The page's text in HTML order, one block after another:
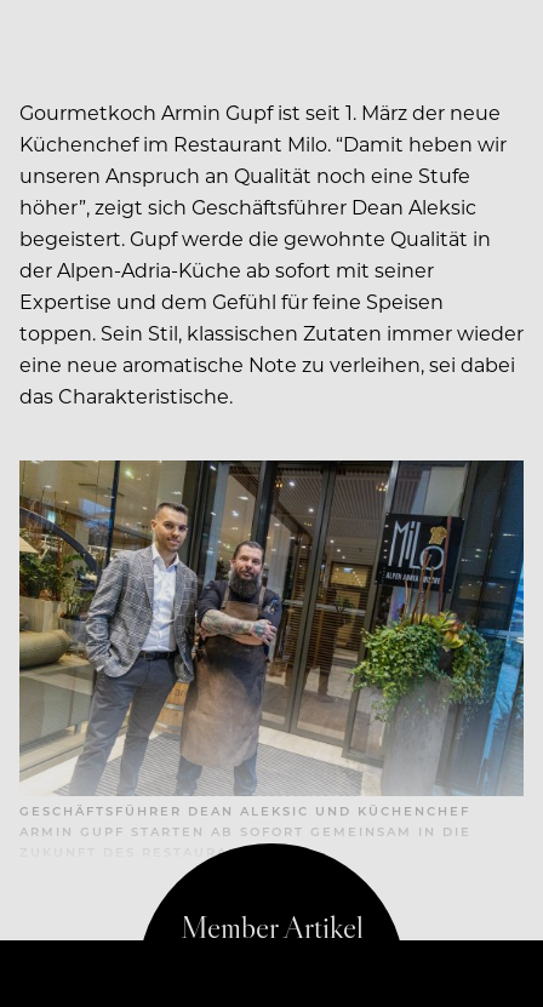
Gourmetkoch Armin Gupf ist seit 1. März der neue
Küchenchef im Restaurant Milo. “Damit heben wir
unseren Anspruch an Qualität noch eine Stufe
höher”, zeigt sich Geschäftsführer Dean Aleksic
begeistert. Gupf werde die gewohnte Qualität in
der Alpen-Adria-Küche ab sofort mit seiner
Expertise und dem Gefühl für feine Speisen
toppen. Sein Stil, klassischen Zutaten immer wieder
eine neue aromatische Note zu verleihen, sei dabei
das Charakteristische.
GESCHÄFTSFÜHRER DEAN ALEKSIC UND KÜCHENCHEF
ARMIN GUPF STARTEN AB SOFORT GEMEINSAM IN DIE
ZUKUNFT DES RESTAURANT MILO